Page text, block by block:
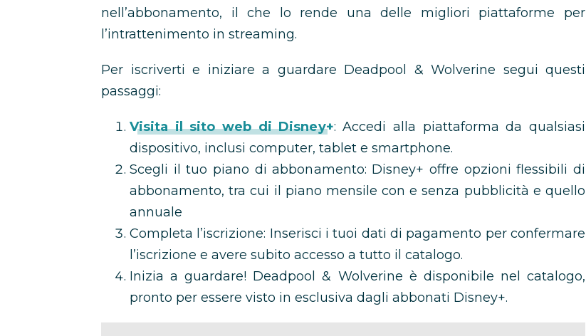
nell’abbonamento, il che lo rende una delle migliori piattaforme per
l’intrattenimento in streaming.
Per iscriverti e iniziare a guardare Deadpool & Wolverine segui questi
passaggi:
Visita il sito web di Disney+: Accedi alla piattaforma da qualsiasi
dispositivo, inclusi computer, tablet e smartphone.
Scegli il tuo piano di abbonamento: Disney+ offre opzioni flessibili di
abbonamento, tra cui il piano mensile con e senza pubblicità e quello
annuale
Completa l’iscrizione: Inserisci i tuoi dati di pagamento per confermare
l’iscrizione e avere subito accesso a tutto il catalogo.
Inizia a guardare! Deadpool & Wolverine è disponibile nel catalogo,
pronto per essere visto in esclusiva dagli abbonati Disney+.